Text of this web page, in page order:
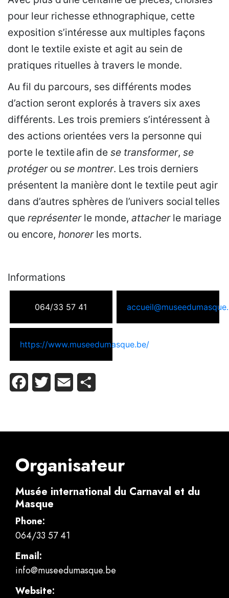
pour leur richesse ethnographique, cette
exposition s’intéresse aux multiples façons
dont le textile existe et agit au sein de
pratiques rituelles à travers le monde.
Au fil du parcours, ses différents modes
d’action seront explorés à travers six axes
différents. Les trois premiers s’intéressent à
des actions orientées vers la personne qui
porte le textile afin de se transformer, se
protégerou se montrer. Les trois derniers
présentent la manière dont le textile peut agir
dans d’autres sphères de l’univers social telles
que représenterle monde, attacherle mariage
ou encore, honorerles morts.
Informations
064/33 57 41
https://www.museedumasque.be/
Facebook
Twitter Email
Organisateur
Musée international du Carnaval et du
Masque
Phone:
064/33 57 41
Email:
info@museedumasque.be
Website: